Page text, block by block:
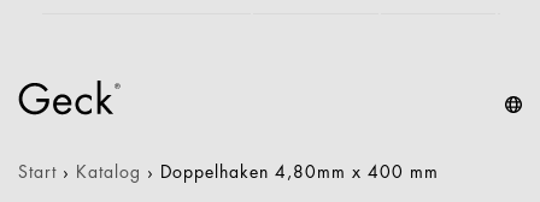
Start › Katalog › Doppelhaken 4,80mm x 400 mm